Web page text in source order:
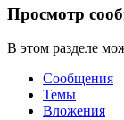
Просмотр
В этом разделе
Сообщения
Темы
Вложения